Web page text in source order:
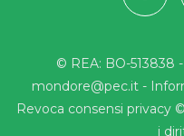
© REA: BO-513838
mondore@pec.it -
Revoca consensi privacy©
i